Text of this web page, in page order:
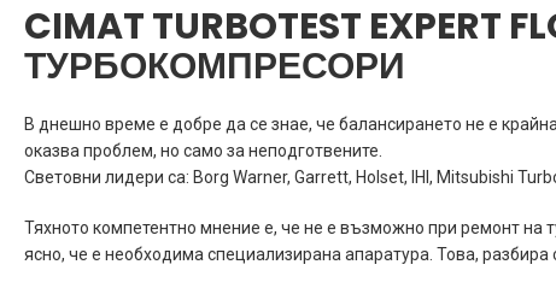
CIMAT TURBOTEST
ТУРБОКОМПРЕСОРИ
В днешно време е добре да се знае, че балансирането не е
оказва проблем, но само за неподготвените.
Световни лидери са: Borg Warner, Garrett, Holset, IHI, Mitsubishi
Тяхното компетентно мнение е, че не е възможно при ремонт на
ясно, че е необходима специализирана апаратура. Това,